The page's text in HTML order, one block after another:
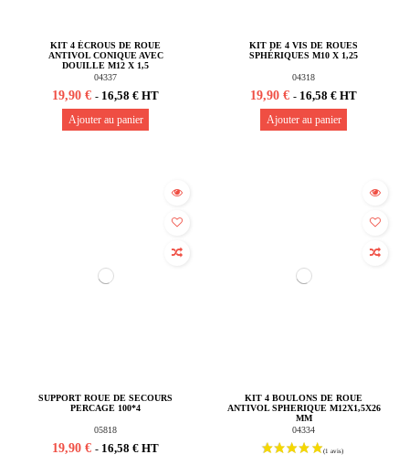
KIT 4 ÉCROUS DE ROUE
ANTIVOL CONIQUE AVEC
DOUILLE M12 X 1,5
04337
19,90 € - 16,58 € HT
Ajouter au panier
KIT DE 4 VIS DE ROUES
SPHÉRIQUES M10 X 1,25
04318
19,90 € - 16,58 € HT
Ajouter au panier
SUPPORT ROUE DE SECOURS
PERCAGE 100*4
05818
19,90 € - 16,58 € HT
KIT 4 BOULONS DE ROUE
ANTIVOL SPHERIQUE M12X1,5X26
MM
04334